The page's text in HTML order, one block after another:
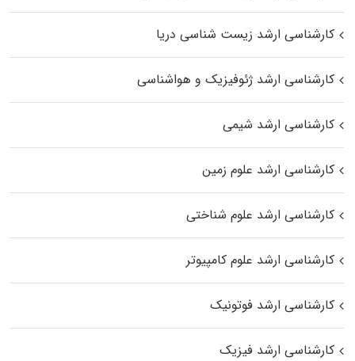
کارشناسی ارشد زیست‌ شناسی دریا
کارشناسی ارشد ژئوفیزیک و هواشناسی
کارشناسی ارشد شیمی
کارشناسی ارشد علوم زمین
کارشناسی ارشد علوم شناختی
کارشناسی ارشد علوم کامپیوتر
کارشناسی ارشد فوتونیک
کارشناسی ارشد فیزیک